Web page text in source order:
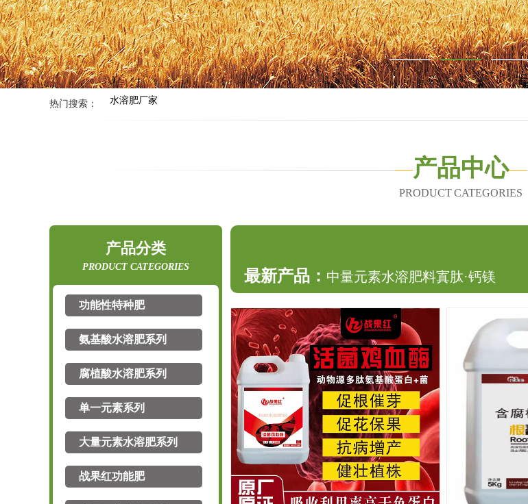
热门搜索： 水溶肥厂家
产品中心
PRODUCT CATEGORIES
产品分类
PRODUCT CATEGORIES
功能性特种肥
籽粒多+粒饱满
氨基酸水溶肥系列
含氨基酸水溶肥料黄叶干尖
腐植酸水溶肥系列
含腐植酸水溶肥料身肽·源···
单一元素系列
大量元素水溶肥系列
大量元素水溶肥料咁甜10···
战果红功能肥
最新产品：大量元素水溶肥料咁甜1040
最新产品：大量元素水溶肥料15-05-30+TE+FA
最新产品：大量元素水溶肥料19-19-19+TE+FA